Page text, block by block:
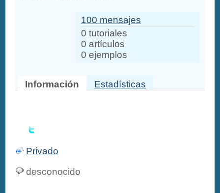
100 mensajes
0 tutoriales
0 artículos
0 ejemplos
Información Estadísticas
Privado
desconocido